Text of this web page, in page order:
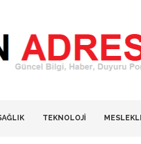
TEKNOLOJİ